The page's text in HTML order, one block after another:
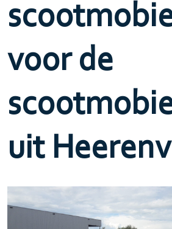
voor de
uit